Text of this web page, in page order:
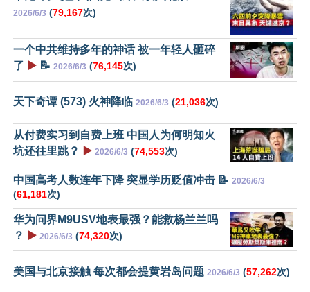
2026/6/3 (79,167次)
一个中共维持多年的神话 被一年轻人砸碎
了 ▶️ 📝 2026/6/3 (76,145次)
天下奇谭 (573) 火神降临 2026/6/3 (21,036次)
从付费实习到自费上班 中国人为何明知火
坑还往里跳？
▶️ 2026/6/3 (74,553次)
中国高考人数连年下降 突显学历贬值冲击 📝 2026/6/3
(61,181次)
华为问界M9USV地表最强？能救杨兰兰吗
？
▶️ 2026/6/3 (74,320次)
美国与北京接触 每次都会提黄岩岛问题 2026/6/3 (57,262次)